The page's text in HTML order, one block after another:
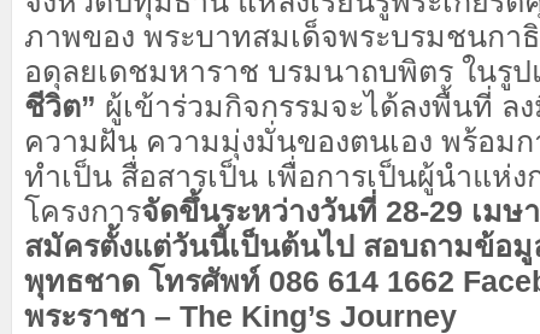
ภาพของ พระบาทสมเด็จพระบรมชนกา
อดุลยเดชมหาราช บรมนาถบพิตร ในรู
ชีวิต” ผู้เข้าร่วมกิจกรรมจะได้ลงพื้นที่ ล
ความฝัน ความมุ่งมั่นของตนเอง พร้อม
ทำเป็น สื่อสารเป็น เพื่อการเป็นผู้นำแห่ง
โครงการจัดขึ้นระหว่างวันที่ 28-29 เมษ
สมัครตั้งแต่วันนี้เป็นต้นไป สอบถามข้อ
พุทธชาด โทรศัพท์ 086 614 1662
พระราชา – The King’s Journey